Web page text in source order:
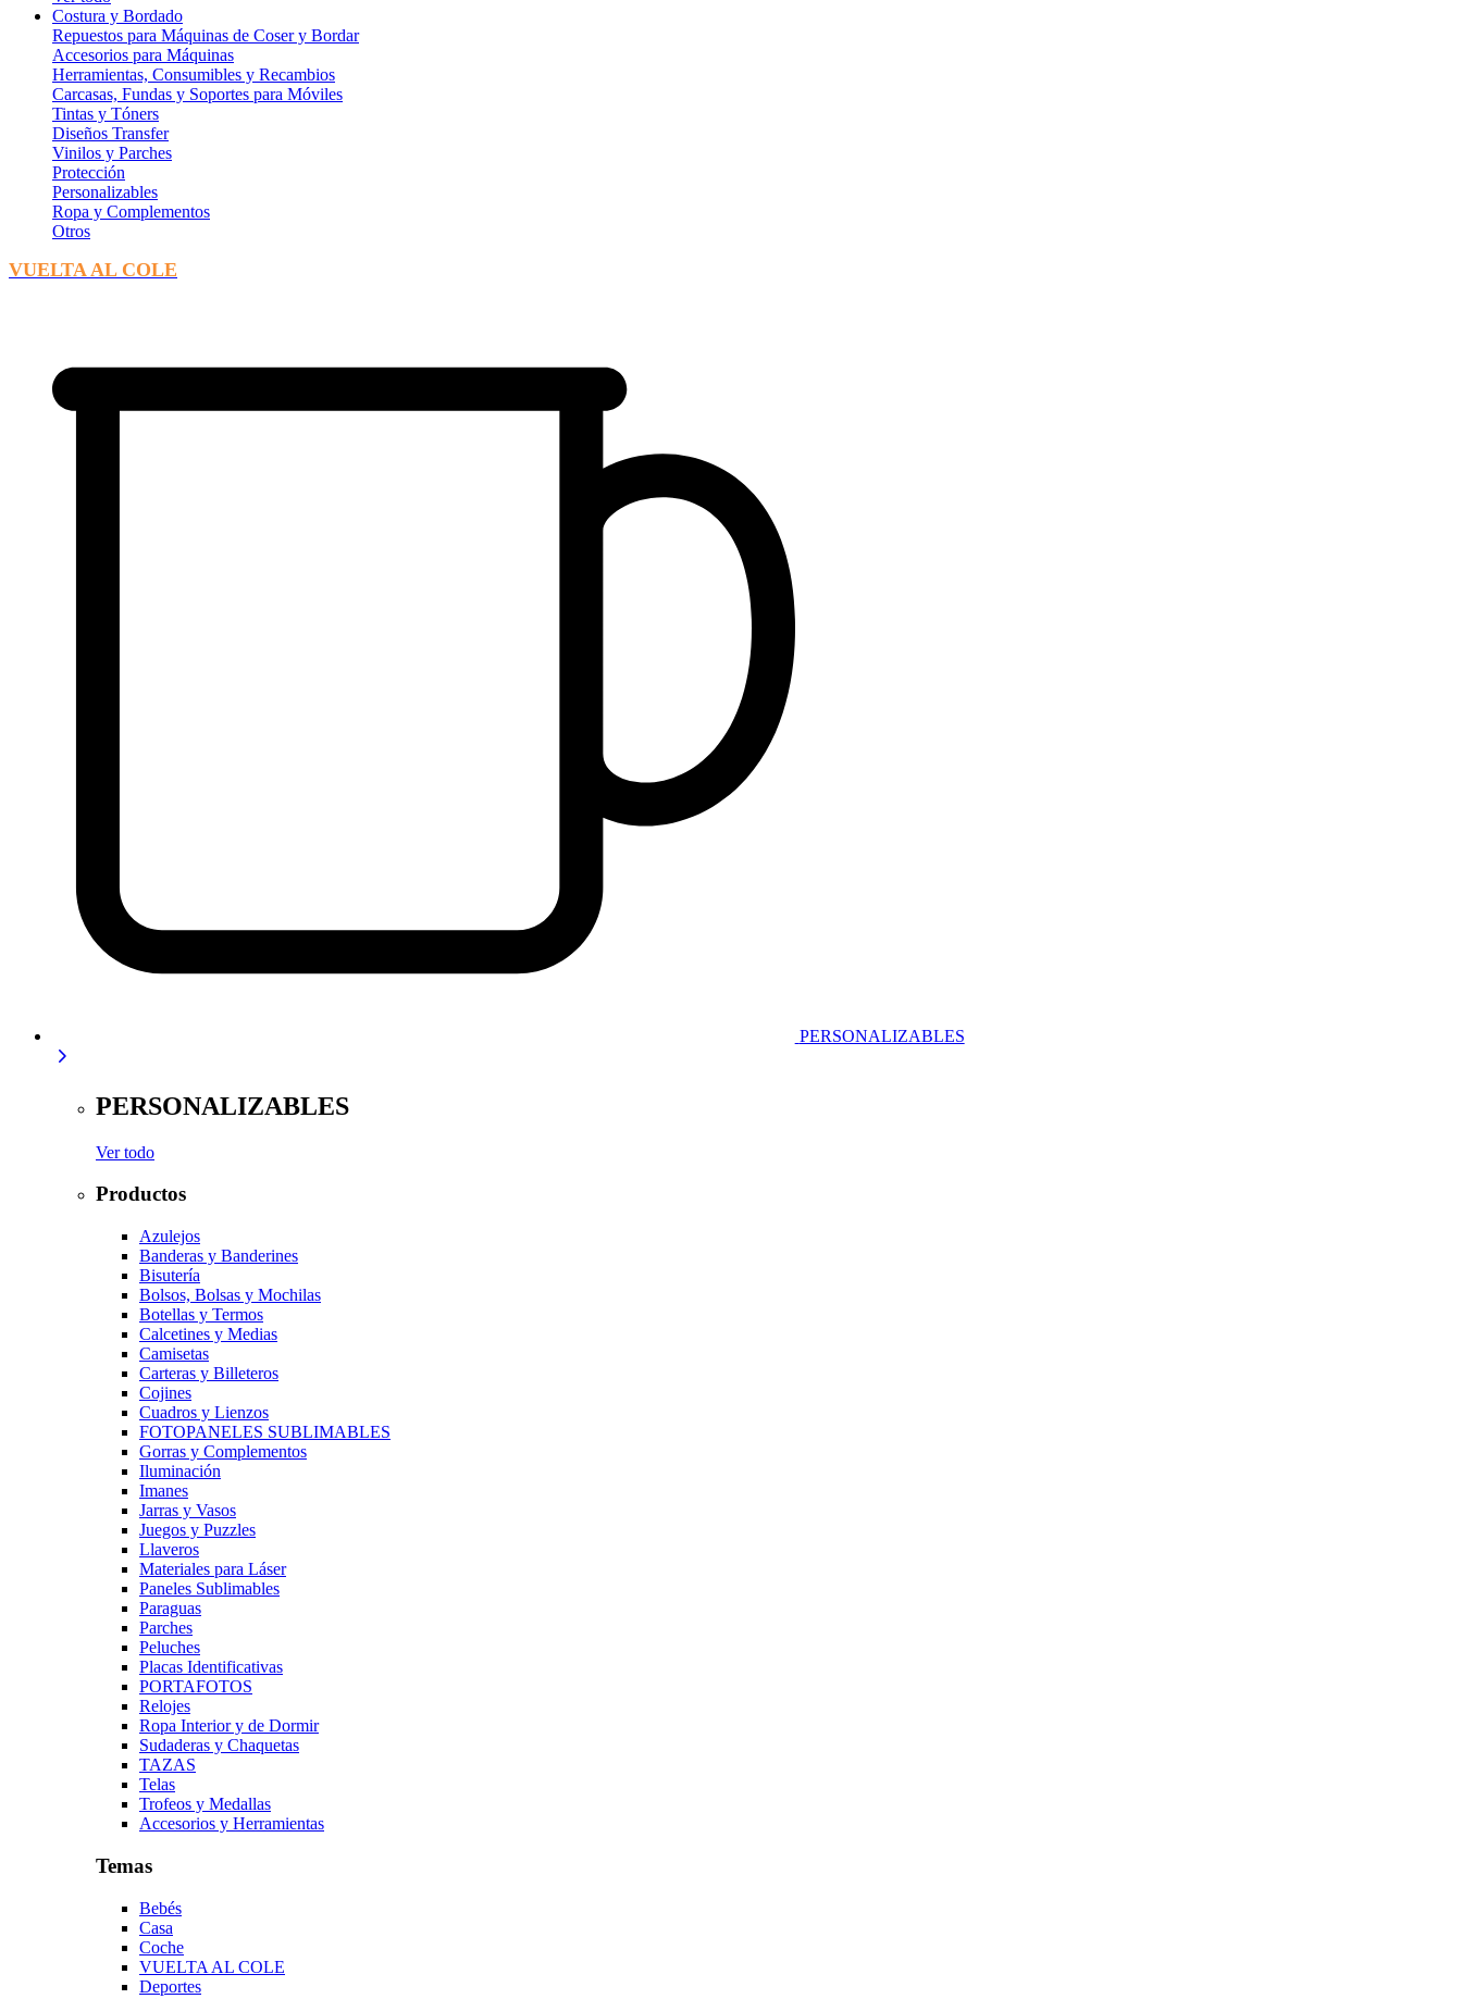
Costura y Bordado
Repuestos para Máquinas de Coser y Bordar
Accesorios para Máquinas
Herramientas, Consumibles y Recambios
Carcasas, Fundas y Soportes para Móviles
Tintas y Tóners
Diseños Transfer
Vinilos y Parches
Protección
Personalizables
Ropa y Complementos
Otros
VUELTA AL COLE
PERSONALIZABLES
PERSONALIZABLES
Ver todo
Productos
Azulejos
Banderas y Banderines
Bisutería
Bolsos, Bolsas y Mochilas
Botellas y Termos
Calcetines y Medias
Camisetas
Carteras y Billeteros
Cojines
Cuadros y Lienzos
FOTOPANELES SUBLIMABLES
Gorras y Complementos
Iluminación
Imanes
Jarras y Vasos
Juegos y Puzzles
Llaveros
Materiales para Láser
Paneles Sublimables
Paraguas
Parches
Peluches
Placas Identificativas
PORTAFOTOS
Relojes
Ropa Interior y de Dormir
Sudaderas y Chaquetas
TAZAS
Telas
Trofeos y Medallas
Accesorios y Herramientas
Temas
Bebés
Casa
Coche
VUELTA AL COLE
Deportes